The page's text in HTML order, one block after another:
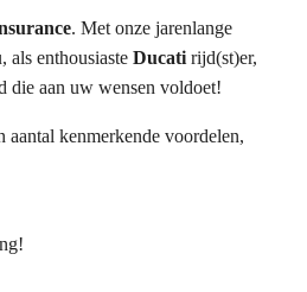
. Met onze jarenlange
als enthousiaste Ducati rijd(st)er,
die aan uw wensen voldoet!
aantal kenmerkende voordelen,